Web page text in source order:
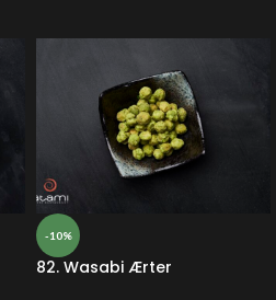
-10%
82. Wasabi Ærter